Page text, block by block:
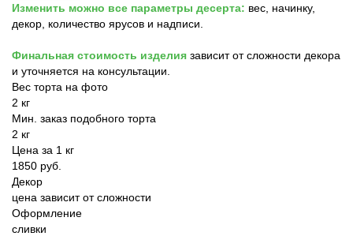
Изменить можно все параметры десерта: вес, начинку,
декор, количество ярусов и надписи.
Финальная стоимость изделия зависит от сложности декора
и уточняется на консультации.
Вес торта на фото
2 кг
Мин. заказ подобного торта
2 кг
Цена за 1 кг
1850 руб.
Декор
цена зависит от сложности
Оформление
сливки